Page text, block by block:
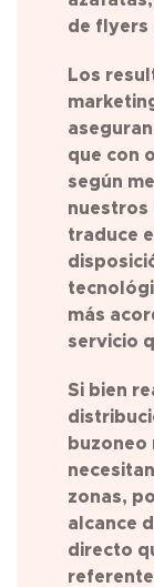
de flyers
Los
que con
según
nuestros
traduce
más
servicio
Si bien
buzoneo
zonas,
alcance
directo